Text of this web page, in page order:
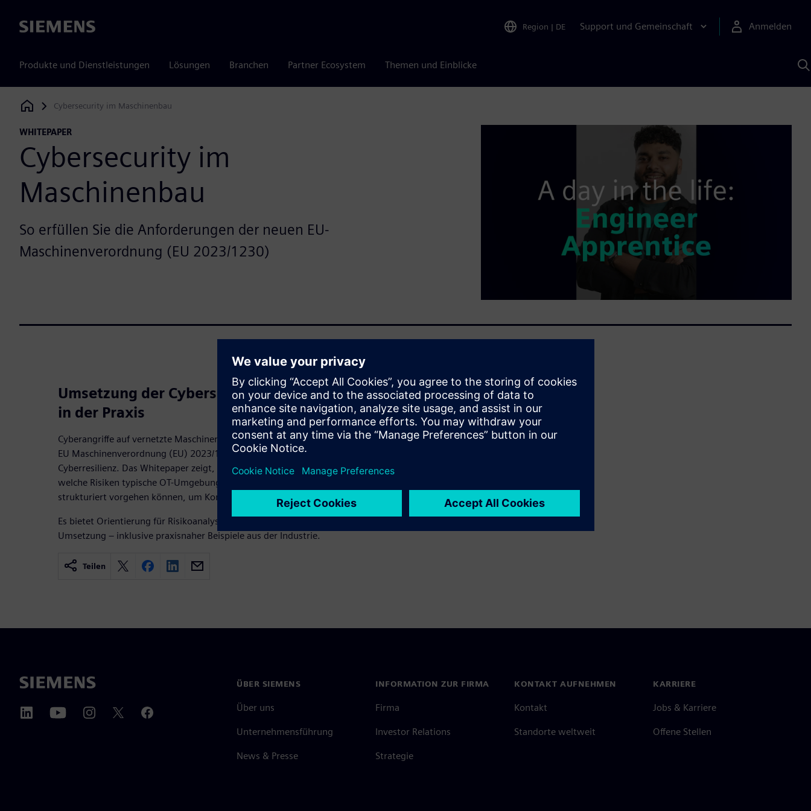
Siemens Region | DE Support und Gemeinschaft Anmelden
Produkte und Dienstleistungen Lösungen Branchen Partner Ecosystem Themen und Einblicke
KI
Siemens Digital Industries Software
Cybersecurity im Maschinenbau
WHITEPAPER
Cybersecurity im
Maschinenbau
So erfüllen Sie die Anforderungen der neuen EU-
Maschinenverordnung (EU 2023/1230)
Umsetzung der Cybersecurity-Anforderungen
in der Praxis
Cyberangriffe auf vernetzte Maschinen nehmen zu – gleichzeitig verschärft die
EU Maschinenverordnung (EU) 2023/1230 ab Januar 2027 die Pflicht zur
Cyberresilienz. Das Whitepaper zeigt, welche neuen Herausforderungen gelten,
welche Risiken typische OT-Umgebungen betreffen und wie Maschinenbauer
strukturiert vorgehen können, um Konformität zu erreichen.
Es bietet Orientierung für Risikoanalyse, Schutzmaßnahmen und technische
Umsetzung – inklusive praxisnaher Beispiele aus der Industrie.
Teilen
ÜBER SIEMENS
Über uns
Unternehmensführung
News & Presse
INFORMATION ZUR FIRMA
Firma
Investor Relations
Strategie
KONTAKT AUFNEHMEN
Kontakt
Standorte weltweit
KARRIERE
Jobs & Karriere
Offene Stellen